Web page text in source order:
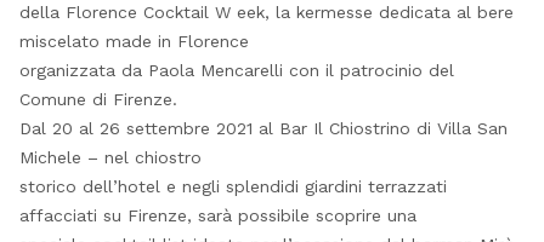
della Florence Cocktail W eek, la kermesse dedicata al bere
miscelato made in Florence
organizzata da Paola Mencarelli con il patrocinio del
Comune di Firenze.
Dal 20 al 26 settembre 2021 al Bar Il Chiostrino di Villa San
Michele – nel chiostro
storico dell’hotel e negli splendidi giardini terrazzati
affacciati su Firenze, sarà possibile scoprire una